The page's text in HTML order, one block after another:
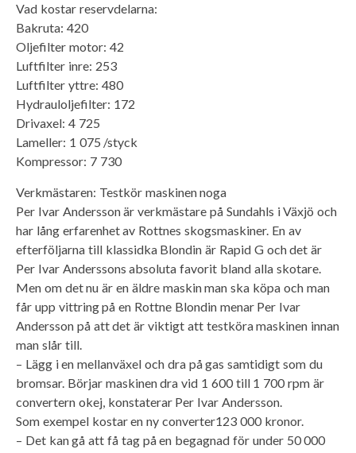
Vad kostar reservdelarna:
Bakruta: 420
Oljefilter motor: 42
Luftfilter inre: 253
Luftfilter yttre: 480
Hydrauloljefilter: 172
Drivaxel: 4 725
Lameller: 1 075 /styck
Kompressor: 7 730
Verkmästaren: Testkör maskinen noga
Per Ivar Andersson är verkmästare på Sundahls i Växjö och
har lång erfarenhet av Rottnes skogsmaskiner. En av
efterföljarna till klassidka Blondin är Rapid G och det är
Per Ivar Anderssons absoluta favorit bland alla skotare.
Men om det nu är en äldre maskin man ska köpa och man
får upp vittring på en Rottne Blondin menar Per Ivar
Andersson på att det är viktigt att testköra maskinen innan
man slår till.
– Lägg i en mellanväxel och dra på gas samtidigt som du
bromsar. Börjar maskinen dra vid 1 600 till 1 700 rpm är
convertern okej, konstaterar Per Ivar Andersson.
Som exempel kostar en ny converter123 000 kronor.
– Det kan gå att få tag på en begagnad för under 50 000